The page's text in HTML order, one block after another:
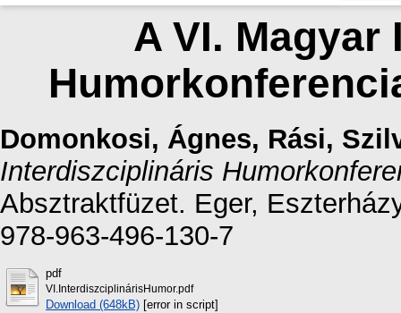
A VI.
Domonkosi, Ágnes, Rási,
Interdiszciplináris
Absztraktfüzet. Eger,
978-963-496-130-7
pdf
VI.InterdiszciplinárisHumor.pdf
Download (648kB) [error in script]